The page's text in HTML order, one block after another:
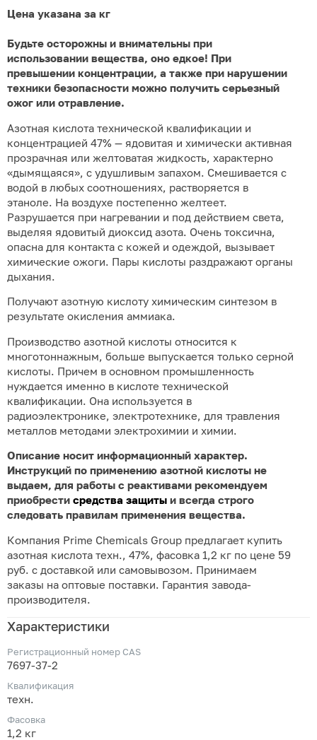
Цена указана за кг
Будьте осторожны и внимательны при
использовании вещества, оно едкое! При
превышении концентрации, а также при нарушении
техники безопасности можно получить серьезный
ожог или отравление.
Азотная кислота технической квалификации и
концентрацией 47% — ядовитая и химически активная
прозрачная или желтоватая жидкость, характерно
«дымящаяся», с удушливым запахом. Смешивается с
водой в любых соотношениях, растворяется в
этаноле. На воздухе постепенно желтеет.
Разрушается при нагревании и под действием света,
выделяя ядовитый диоксид азота. Очень токсична,
опасна для контакта с кожей и одеждой, вызывает
химические ожоги. Пары кислоты раздражают органы
дыхания.
Получают азотную кислоту химическим синтезом в
результате окисления аммиака.
Производство азотной кислоты относится к
многотоннажным, больше выпускается только серной
кислоты. Причем в основном промышленность
нуждается именно в кислоте технической
квалификации. Она используется в
радиоэлектронике, электротехнике, для травления
металлов методами электрохимии и химии.
Описание носит информационный характер.
Инструкций по применению азотной кислоты не
выдаем, для работы с реактивами рекомендуем
приобрести средства защиты и всегда строго
следовать правилам применения вещества.
Компания Prime Chemicals Group предлагает купить
азотная кислота техн., 47%, фасовка 1,2 кг по цене 59
руб. с доставкой или самовывозом. Принимаем
заказы на оптовые поставки. Гарантия завода-
производителя.
Характеристики
Регистрационный номер CAS
7697-37-2
Квалификация
техн.
Фасовка
1,2 кг